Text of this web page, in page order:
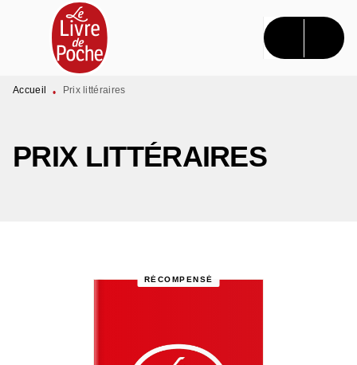
MENU RECHERCHE CONTENU
PIED DE PAGE
Accueil • Prix littéraires
PRIX LITTÉRAIRES
RÉCOMPENSÉ